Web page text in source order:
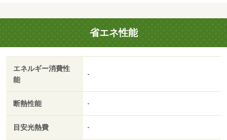
街道」駅までバスでアクセス可能で通勤・通学にも便利な
立地です。分譲開発地ならではの整った街並みが広がり、
新しくお住まいになるご家庭が多い落ち着いた住環境。新
生活を気持ちよくスタートできる住まいです。 【設備・
特記事項備考】全居室収納・フラット３５・Ｓ適合証明書
建築確認：有/NO.第ＫＢＩ－ＳＧＭ２６－１０－０３７６
国土法届出：不要
述べ床面積：95.57m
バルコニー面積：9.72m
省エネ性能
エネルギー消費性
能
-
断熱性能 -
目安光熱費 -